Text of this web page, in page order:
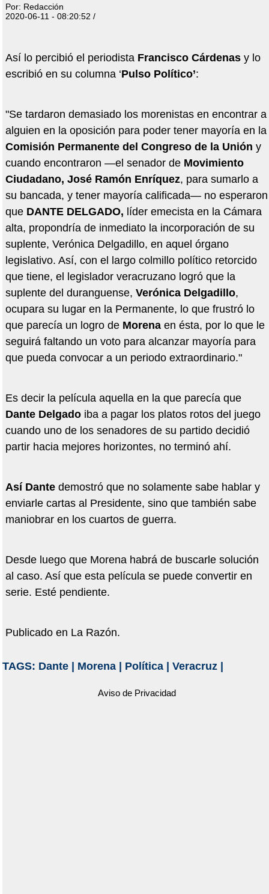
Por: Redacción
2020-06-11 - 08:20:52 /
Así lo percibió el periodista Francisco Cárdenasy lo
escribió en su columna ‘Pulso Político’:
"Se tardaron demasiado los morenistas en encontrar a
alguien en la oposición para poder tener mayoría en la
Comisión Permanente del Congreso de la Unión y
cuando encontraron —el senador de Movimiento
Ciudadano, José Ramón Enríquez, para sumarlo a
su bancada, y tener mayoría calificada— no esperaron
que DANTE DELGADO, líder emecista en la Cámara
alta, propondría de inmediato la incorporación de su
suplente, Verónica Delgadillo, en aquel órgano
legislativo. Así, con el largo colmillo político retorcido
que tiene, el legislador veracruzano logró que la
suplente del duranguense, Verónica Delgadillo,
ocupara su lugar en la Permanente, lo que frustró lo
que parecía un logro de Morenaen ésta, por lo que le
seguirá faltando un voto para alcanzar mayoría para
que pueda convocar a un periodo extraordinario."
Es decir la película aquella en la que parecía que
Dante Delgadoiba a pagar los platos rotos del juego
cuando uno de los senadores de su partido decidió
partir hacia mejores horizontes, no terminó ahí.
Así Dantedemostró que no solamente sabe hablar y
enviarle cartas al Presidente, sino que también sabe
maniobrar en los cuartos de guerra.
Desde luego que Morena habrá de buscarle solución
al caso. Así que esta película se puede convertir en
serie. Esté pendiente.
Publicado en La Razón.
TAGS: Dante| Morena| Política| Veracruz|
Aviso de Privacidad